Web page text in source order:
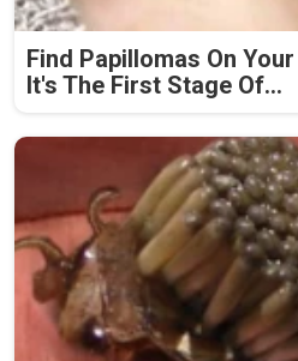
Find Papillomas On
It's The First Stage Of...